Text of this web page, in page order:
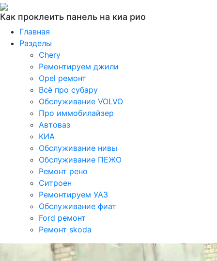
Как проклеить панель на киа рио
Главная
Разделы
Chery
Ремонтируем джили
Opel ремонт
Всё про субару
Обслуживание VOLVO
Про иммобилайзер
Автоваз
КИА
Обслуживание нивы
Обслуживание ПЕЖО
Ремонт рено
Ситроен
Ремонтируем УАЗ
Обслуживание фиат
Ford ремонт
Ремонт skoda